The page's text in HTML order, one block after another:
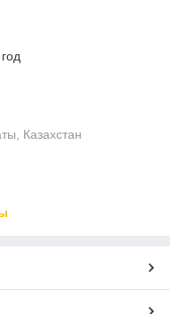
Казахстан